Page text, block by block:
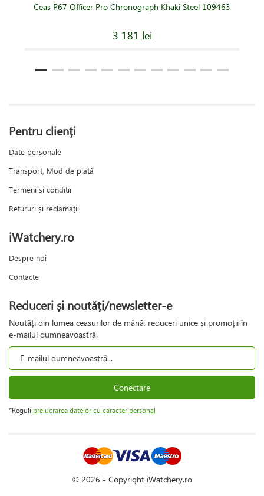
Ceas P67 Officer Pro Chronograph Khaki Steel 109463
3 181 lei
Pentru clienți
Date personale
Transport, Mod de plată
Termeni si conditii
Retururi și reclamații
iWatchery.ro
Despre noi
Contacte
Reduceri și noutăți/newsletter-e
Noutăți din lumea ceasurilor de mână, reduceri unice și promoții în
e-mailul dumneavoastră.
Conectare
*Reguli prelucrarea datelor cu caracter personal
© 2026 - Copyright iWatchery.ro